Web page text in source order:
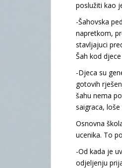
poslužiti kao
-Šahovska
napretkom,
stavljajuci
Šah kod
-Djeca su
gotovih
šahu nema
saigraca,
Osnovna
ucenika. To
-Od kada je
odjeljenju